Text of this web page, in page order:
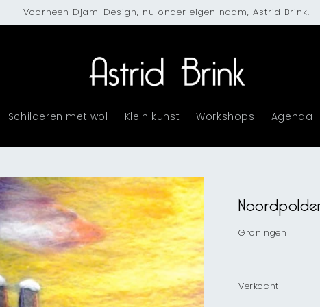
Voorheen Djam-Design, nu onder eigen naam, Astrid Brink.
Schilderen met wol Klein kunst Workshops Agenda
Groningen
Verkocht